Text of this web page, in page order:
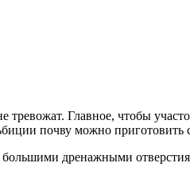
Главное, чтобы
почву можно приготовить
большими дренажными